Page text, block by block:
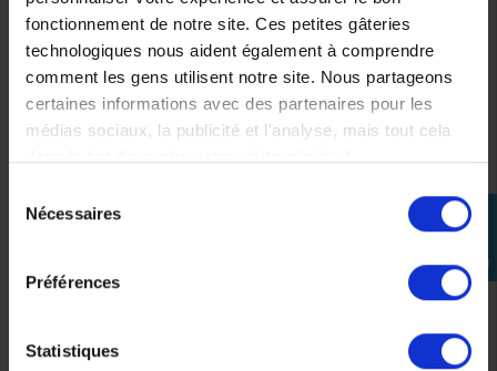
fonctionnement de notre site. Ces petites gâteries
technologiques nous aident également à comprendre
comment les gens utilisent notre site. Nous partageons
certaines informations avec des partenaires pour les
médias sociaux, la publicité et l'analyse, mais tout cela
Nécessaires
Préférences
Statistiques
perm_identity
connecter
Aile arrière Gauche Origine Yamaha Aerox 50cc